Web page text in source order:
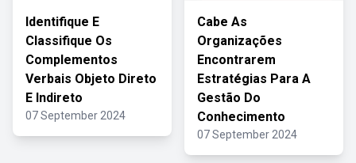
Identifique E
Classifique Os
Complementos
Verbais Objeto Direto
E Indireto
07 September 2024
Cabe As
Organizações
Encontrarem
Estratégias Para A
Gestão Do
Conhecimento
07 September 2024